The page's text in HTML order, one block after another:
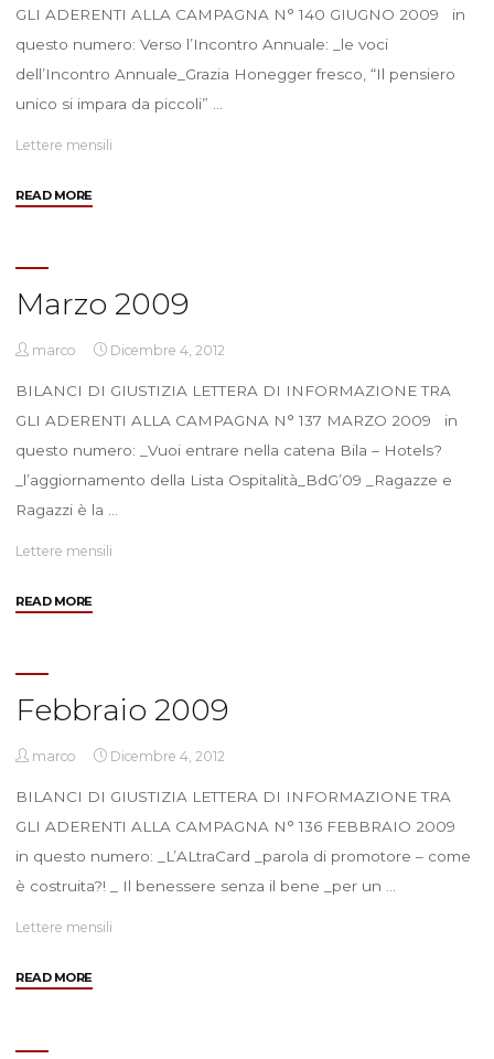
GLI ADERENTI ALLA CAMPAGNA N° 140 GIUGNO 2009 in
questo numero: Verso l’Incontro Annuale: _le voci
dell’Incontro Annuale_Grazia Honegger fresco, “Il pensiero
unico si impara da piccoli” …
Lettere mensili
READ MORE"Giugno
Marzo 2009
marco Dicembre 4, 2012
BILANCI DI GIUSTIZIA LETTERA DI INFORMAZIONE TRA
GLI ADERENTI ALLA CAMPAGNA N° 137 MARZO 2009 in
questo numero: _Vuoi entrare nella catena Bila – Hotels?
_l’aggiornamento della Lista Ospitalità_BdG’09 _Ragazze e
Ragazzi è la …
Lettere mensili
READ MORE"Marzo
Febbraio 2009
marco Dicembre 4, 2012
BILANCI DI GIUSTIZIA LETTERA DI INFORMAZIONE TRA
GLI ADERENTI ALLA CAMPAGNA N° 136 FEBBRAIO 2009
in questo numero: _L’ALtraCard _parola di promotore – come
è costruita?! _ Il benessere senza il bene _per un …
Lettere mensili
READ MORE"Febbraio